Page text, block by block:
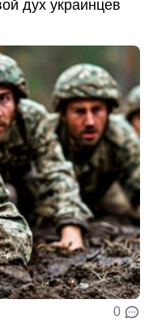
дух украинцев
0